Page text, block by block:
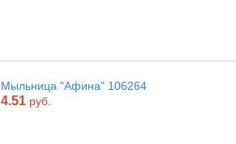
Мыльница "Афина" 106264
4.51 руб.